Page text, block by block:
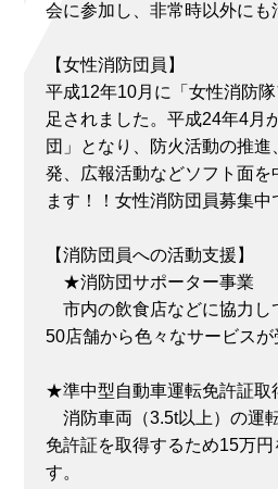
会に参加し、非常時以外にも
【女性消防団員】
平成12年10月に「女性消防
足されました。平成24年4月
団」となり、防火活動の推
発、広報活動などソフト面を
ます！！女性消防団員募集中
【消防団員への活動支援】
★消防団サポーター事業
市内の飲食店などに協力し
50店舗から色々なサービスが
★準中型自動車運転免許証取
消防車両（3.5t以上）の運
免許証を取得するため15万円
す。